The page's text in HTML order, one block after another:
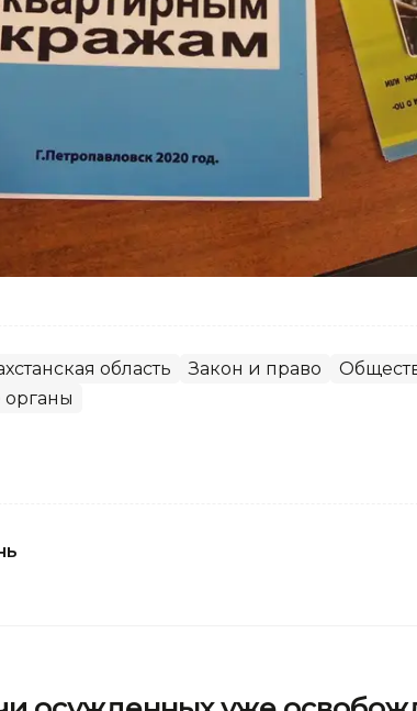
область Закон и право